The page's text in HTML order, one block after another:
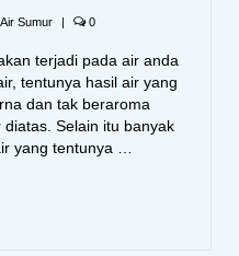
Sumur | 0
terjadi pada air anda
tentunya hasil air yang
dan tak beraroma
Selain itu banyak
yang tentunya …